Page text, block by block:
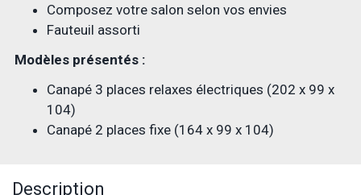
Composez votre salon selon vos envies
Fauteuil assorti
Modèles présentés :
Canapé 3 places relaxes électriques (202 x 99 x
104)
Canapé 2 places fixe (164 x 99 x 104)
Description